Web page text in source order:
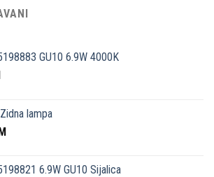
GU10 6.9W 4000K
lampa
6.9W GU10 Sijalica